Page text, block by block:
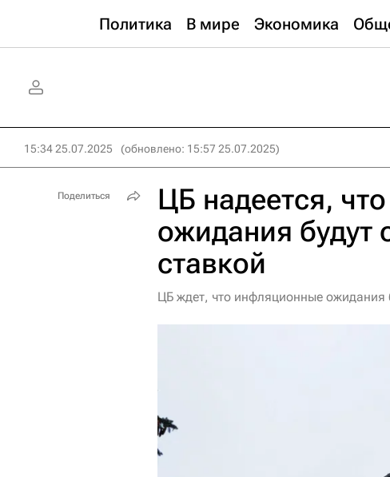
Политика В мире Экономика
15:34 25.07.2025 (обновлено: 15:57 25.07.2025)
ЦБ надеется,
ожидания будут
ставкой
ЦБ ждет, что инфляционные ожидания
Поделиться